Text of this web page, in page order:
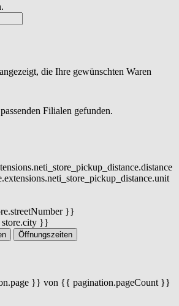
die Ihre gewünschten Waren
Filialen gefunden.
}}
}}
Öffnungszeiten
}} von {{ pagination.pageCount }}